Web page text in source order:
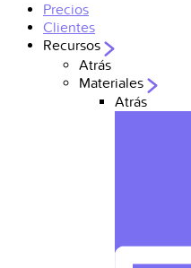
Precios
Clientes
Recursos
Atrás
Materiales
Atrás